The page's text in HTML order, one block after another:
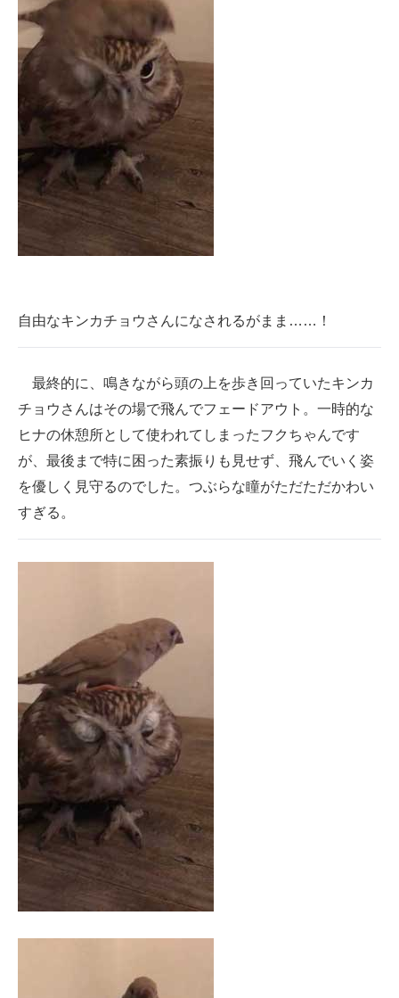
自由なキンカチョウさんになされるがまま……！
最終的に、鳴きながら頭の上を歩き回っていたキンカ
チョウさんはその場で飛んでフェードアウト。一時的な
ヒナの休憩所として使われてしまったフクちゃんです
が、最後まで特に困った素振りも見せず、飛んでいく姿
を優しく見守るのでした。つぶらな瞳がただただかわい
すぎる。